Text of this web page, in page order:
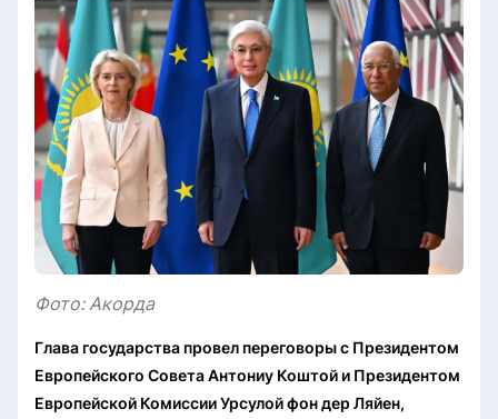
Фото: Акорда
Глава государства провел переговоры с Президентом
Европейского Совета Антониу Коштой и Президентом
Европейской Комиссии Урсулой фон дер Ляйен,